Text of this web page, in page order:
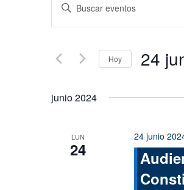
de
búsqueda
y
vistas
Eventos
Introduce
Busca
la
clave.
Hoy
junio 2024
LUN
24
24 junio